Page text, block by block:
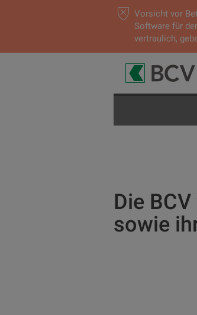
Vorsicht vor
Software für
vertraulich,
Die
sowie